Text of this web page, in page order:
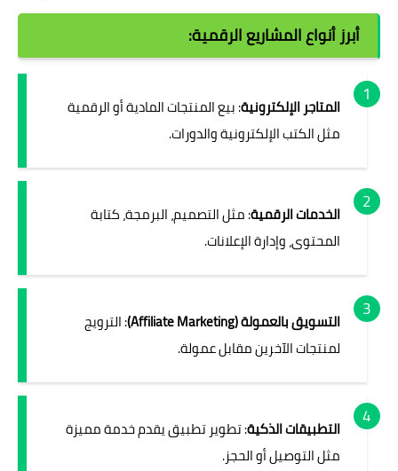
أبرز أنواع المشاريع الرقمية:
المتاجر الإلكترونية: بيع المنتجات المادية أو الرقمية
مثل الكتب الإلكترونية والدورات.
الخدمات الرقمية: مثل التصميم، البرمجة، كتابة
المحتوى، وإدارة الإعلانات.
التسويق بالعمولة (Affiliate Marketing)
: الترويج
لمنتجات الآخرين مقابل عمولة.
التطبيقات الذكية: تطوير تطبيق يقدم خدمة مميزة
مثل التوصيل أو الحجز.